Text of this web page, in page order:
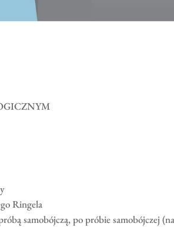
Ringela
samobójczą, po próbie samobójczej